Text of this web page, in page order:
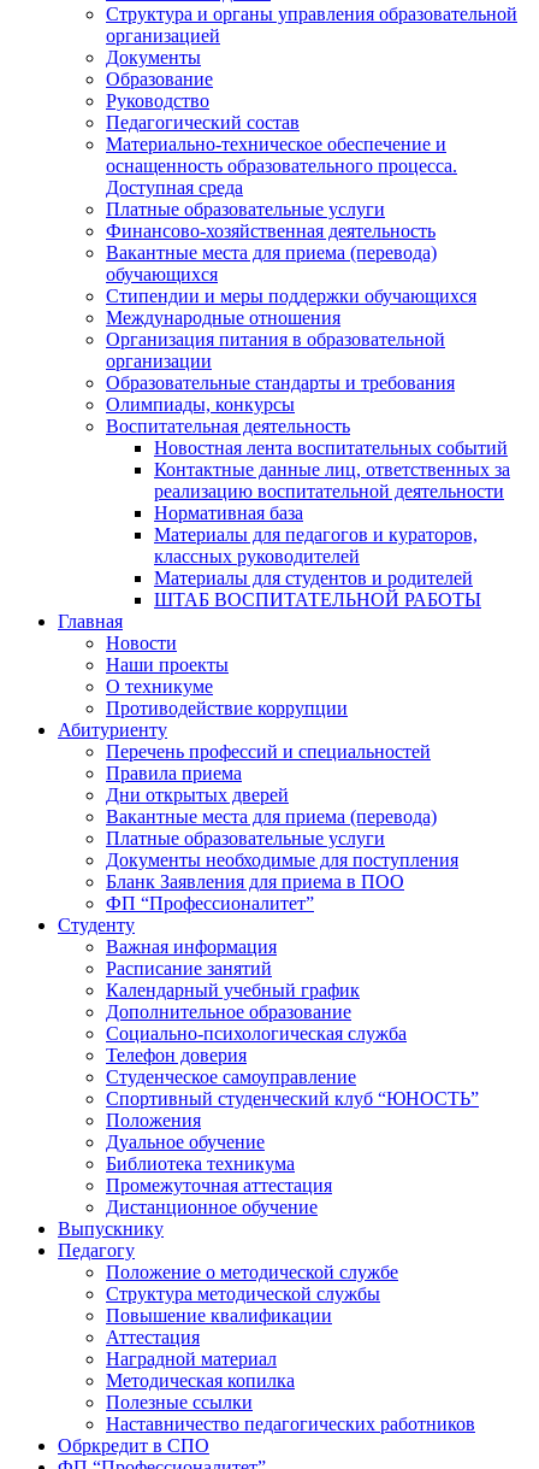
Структура и органы управления образовательной
организацией
Документы
Образование
Руководство
Педагогический состав
Материально-техническое обеспечение и
оснащенность образовательного процесса.
Доступная среда
Платные образовательные услуги
Финансово-хозяйственная деятельность
Вакантные места для приема (перевода)
обучающихся
Стипендии и меры поддержки обучающихся
Международные отношения
Организация питания в образовательной
организации
Образовательные стандарты и требования
Олимпиады, конкурсы
Воспитательная деятельность
Новостная лента воспитательных событий
Контактные данные лиц, ответственных за
реализацию воспитательной деятельности
Нормативная база
Материалы для педагогов и кураторов,
классных руководителей
Материалы для студентов и родителей
ШТАБ ВОСПИТАТЕЛЬНОЙ РАБОТЫ
Главная
Новости
Наши проекты
О техникуме
Противодействие коррупции
Абитуриенту
Перечень профессий и специальностей
Правила приема
Дни открытых дверей
Вакантные места для приема (перевода)
Платные образовательные услуги
Документы необходимые для поступления
Бланк Заявления для приема в ПОО
ФП “Профессионалитет”
Студенту
Важная информация
Расписание занятий
Календарный учебный график
Дополнительное образование
Социально-психологическая служба
Телефон доверия
Студенческое самоуправление
Спортивный студенческий клуб “ЮНОСТЬ”
Положения
Дуальное обучение
Библиотека техникума
Промежуточная аттестация
Дистанционное обучение
Выпускнику
Педагогу
Положение о методической службе
Структура методической службы
Повышение квалификации
Аттестация
Наградной материал
Методическая копилка
Полезные ссылки
Наставничество педагогических работников
Обркредит в СПО